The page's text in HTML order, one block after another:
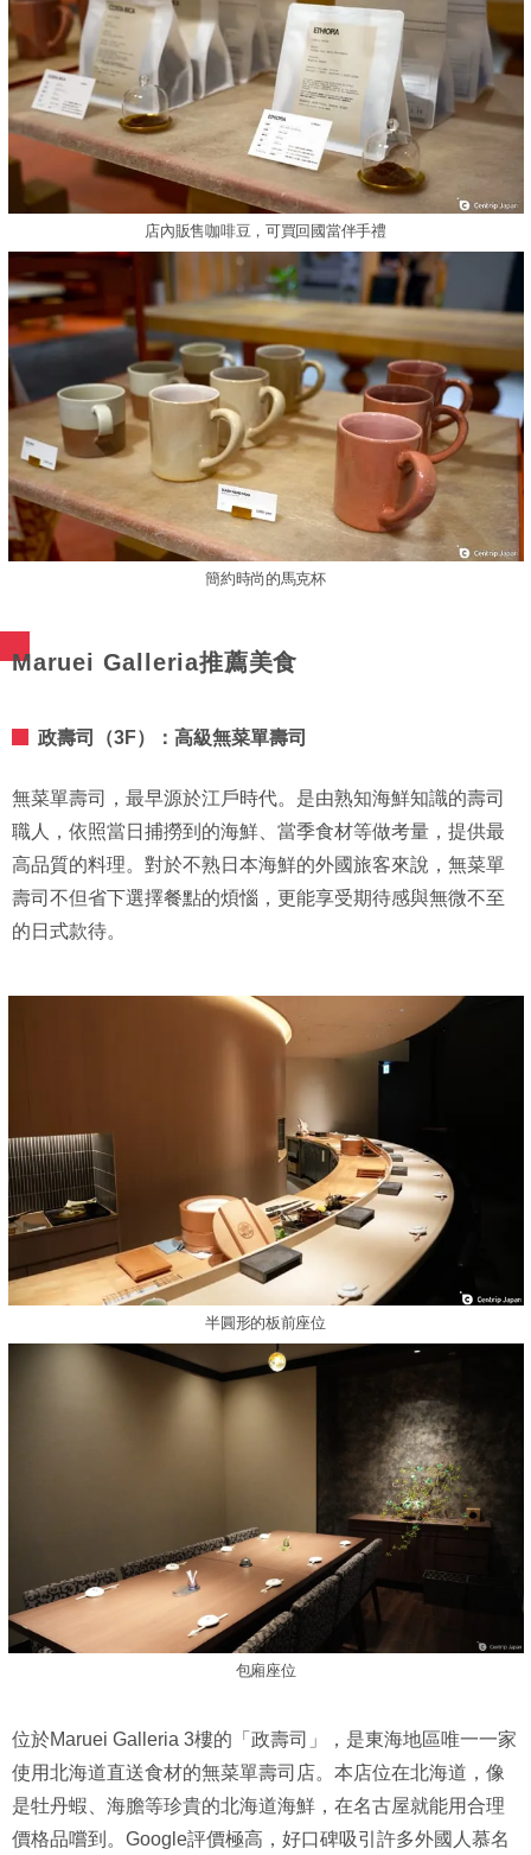
店內販售咖啡豆，可買回國當伴手禮
簡約時尚的馬克杯
Maruei Galleria推薦美食
政壽司（3F）：高級無菜單壽司
無菜單壽司，最早源於江戶時代。是由熟知海鮮知識的壽司
職人，依照當日捕撈到的海鮮、當季食材等做考量，提供最
高品質的料理。對於不熟日本海鮮的外國旅客來說，無菜單
壽司不但省下選擇餐點的煩惱，更能享受期待感與無微不至
的日式款待。
半圓形的板前座位
包廂座位
位於Maruei Galleria 3樓的「政壽司」，是東海地區唯一一家
使用北海道直送食材的無菜單壽司店。本店位在北海道，像
是牡丹蝦、海膽等珍貴的北海道海鮮，在名古屋就能用合理
價格品嚐到。Google評價極高，好口碑吸引許多外國人慕名